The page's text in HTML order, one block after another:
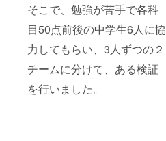
そこで、勉強が苦手で各科
目50点前後の中学生6人に協
力してもらい、3人ずつの２
チームに分けて、ある検証
を行いました。